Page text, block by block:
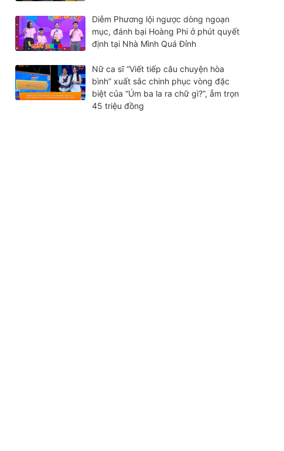
Diễm Phương lội ngược dòng ngoạn
mục, đánh bại Hoàng Phi ở phút quyết
định tại Nhà Mình Quá Đỉnh
Nữ ca sĩ “Viết tiếp câu chuyện hòa
bình” xuất sắc chinh phục vòng đặc
biệt của “Úm ba la ra chữ gì?”, ẵm trọn
45 triệu đồng